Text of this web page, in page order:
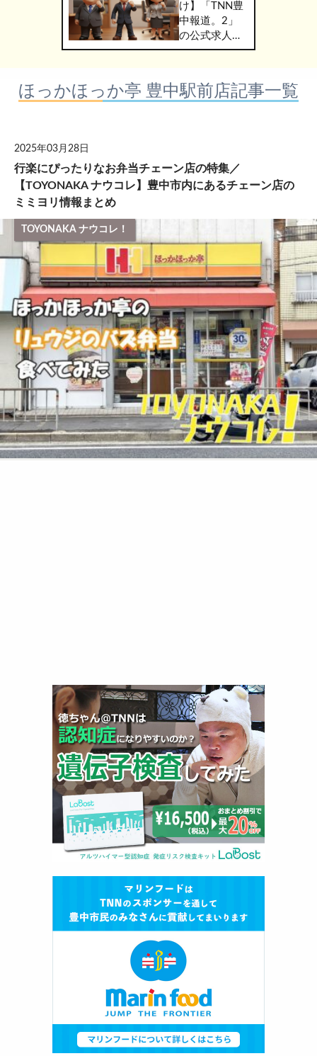
け】「TNN豊
中報道。2」
の公式求人情
報サービス
WORK」のご
掲載につきま
ほっかほっか亭 豊中駅前店記事一覧
2025年03月28日
行楽にぴったりなお弁当チェーン店の特集／
【TOYONAKA ナウコレ】豊中市内にあるチェーン店の
ミミヨリ情報まとめ
TOYONAKA ナウコレ！